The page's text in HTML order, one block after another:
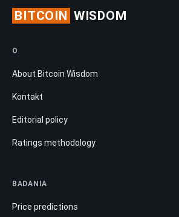
BITCOIN WISDOM
O
About Bitcoin Wisdom
Kontakt
Editorial policy
Ratings methodology
BADANIA
Price predictions